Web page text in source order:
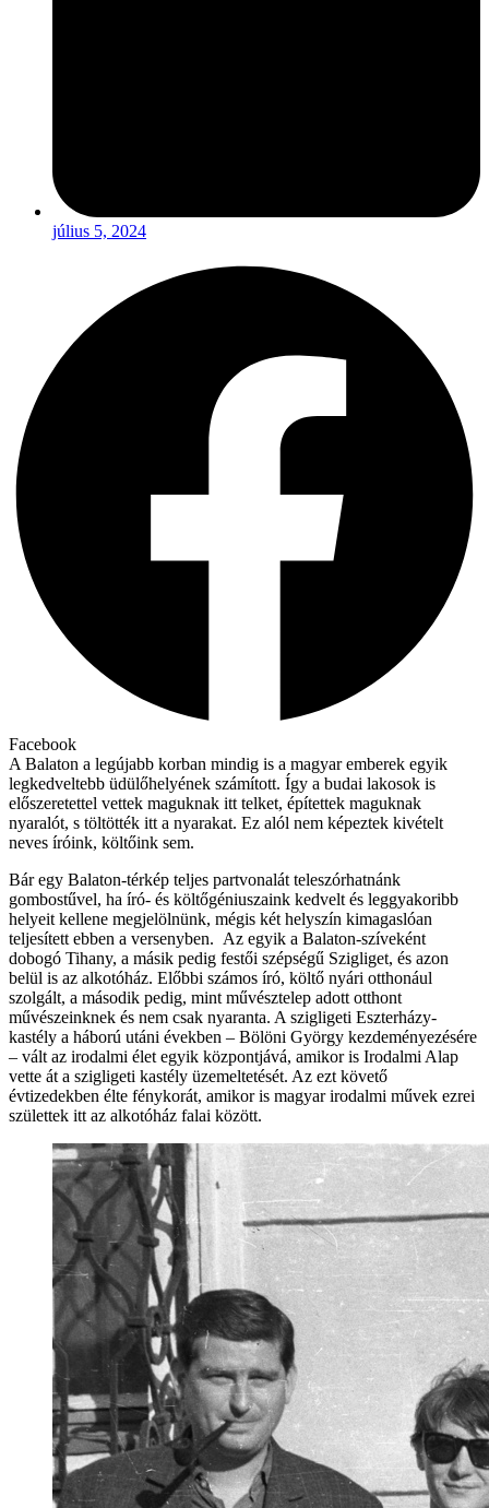
július 5, 2024
Facebook
A Balaton a legújabb korban mindig is a magyar emberek egyik
legkedveltebb üdülőhelyének számított. Így a budai lakosok is
előszeretettel vettek maguknak itt telket, építettek maguknak
nyaralót, s töltötték itt a nyarakat. Ez alól nem képeztek kivételt
neves íróink, költőink sem.
Bár egy Balaton-térkép teljes partvonalát teleszórhatnánk
gombostűvel, ha író- és költőgéniuszaink kedvelt és leggyakoribb
helyeit kellene megjelölnünk, mégis két helyszín kimagaslóan
teljesített ebben a versenyben. Az egyik a Balaton-szíveként
dobogó Tihany, a másik pedig festői szépségű Szigliget, és azon
belül is az alkotóház. Előbbi számos író, költő nyári otthonául
szolgált, a második pedig, mint művésztelep adott otthont
művészeinknek és nem csak nyaranta. A szigligeti Eszterházy-
kastély a háború utáni években – Bölöni György kezdeményezésére
– vált az irodalmi élet egyik központjává, amikor is Irodalmi Alap
vette át a szigligeti kastély üzemeltetését. Az ezt követő
évtizedekben élte fénykorát, amikor is magyar irodalmi művek ezrei
születtek itt az alkotóház falai között.